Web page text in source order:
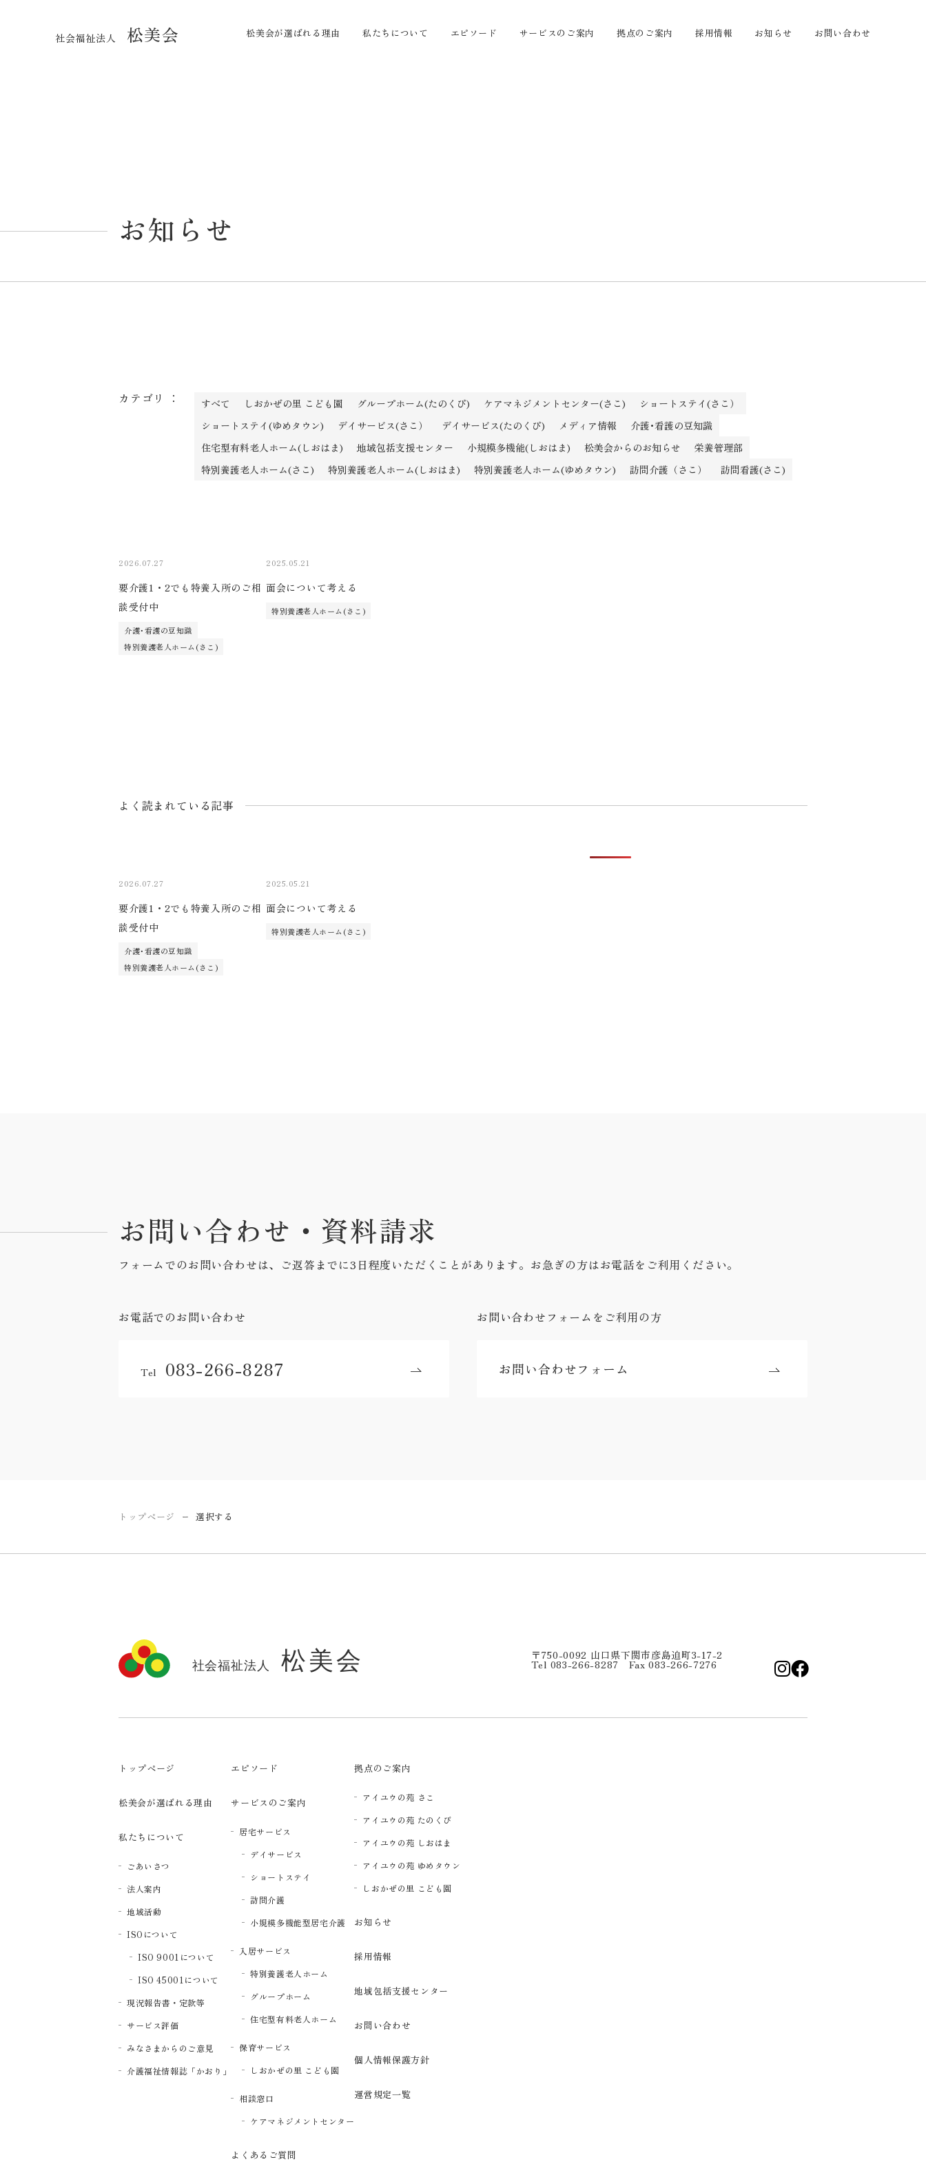
社会福祉法人 松美会 松美会が選ばれる理由 私たちについて エピソード サービスのご案内 拠点のご案内 採用情報 お知らせ お問い合わせ
お知らせ
カテゴリ ： すべて しおかぜの里 こども園 グループホーム(たのくび) ケアマネジメントセンター(さこ)
ショートステイ(さこ）
ショートステイ(ゆめタウン)
デイサービス(さこ） デイサービス(たのくび) メディア情報
介護･看護の豆知識
住宅型有料老人ホーム(しおはま)
地域包括支援センター 小規模多機能(しおはま) 松美会からのお知らせ
栄養管理部
特別養護老人ホーム(さこ)
特別養護老人ホーム(しおはま) 特別養護老人ホーム(ゆめタウン) 訪問介護（さこ） 訪問看護(さこ)
2026.07.27
要介護1・2でも特養入所のご相
談受付中
介護･看護の豆知識
特別養護老人ホーム(さこ)
2025.05.21
面会について考える
特別養護老人ホーム(さこ)
よく読まれている記事
2026.07.27
要介護1・2でも特養入所のご相
談受付中
介護･看護の豆知識
特別養護老人ホーム(さこ)
2025.05.21
面会について考える
特別養護老人ホーム(さこ)
お問い合わせ ・資料請求
フォームでのお問い合わせは、ご返答までに3日程度いただくことがあります。お急ぎの方はお電話をご利用ください。
お電話でのお問い合わせ
Tel 083-266-8287
お問い合わせフォームをご利用の方
お問い合わせフォーム
トップページ ー 選択する
〒750-0092 山口県下関市彦島迫町3-17-2
Tel 083-266-8287 Fax 083-266-7276
トップページ
松美会が選ばれる理由
私たちについて
ごあいさつ
法人案内
地域活動
ISOについて
ISO 9001について
ISO 45001について
現況報告書・定款等
サービス評価
みなさまからのご意見
介護福祉情報誌「かおり」
エピソード
サービスのご案内
居宅サービス
デイサービス
ショートステイ
訪問介護
小規模多機能型居宅介護
入居サービス
特別養護老人ホーム
グループホーム
住宅型有料老人ホーム
保育サービス
しおかぜの里 こども園
相談窓口
ケアマネジメントセンター
よくあるご質問
拠点のご案内
アイユウの苑 さこ
アイユウの苑 たのくび
アイユウの苑 しおはま
アイユウの苑 ゆめタウン
しおかぜの里 こども園
お知らせ
採用情報
地域包括支援センター
お問い合わせ
個人情報保護方針
運営規定一覧